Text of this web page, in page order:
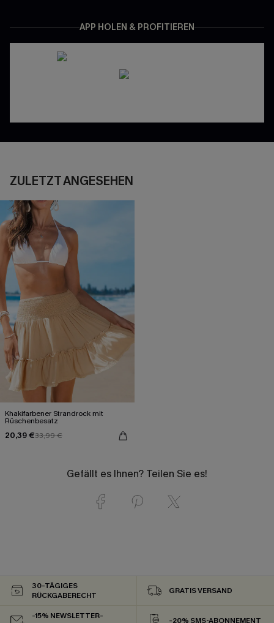
APP HOLEN & PROFITIEREN
ZULETZT ANGESEHEN
Khakifarbener Strandrock mit
Rüschenbesatz
20,39 €33,99 €
Gefällt es Ihnen? Teilen Sie es!
30-TÄGIGES
RÜCKGABERECHT
GRATIS VERSAND
-15% NEWSLETTER-
-20% SMS-ABONNEMENT